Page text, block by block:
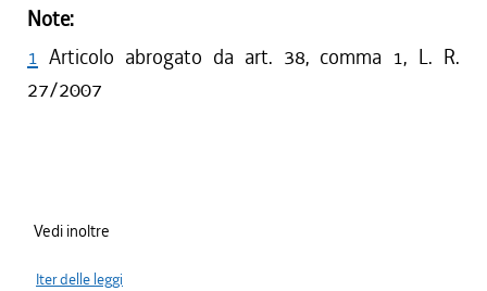
Note:
1 Articolo abrogato da art. 38, comma 1, L. R.
27/2007
Vedi inoltre
Iter delle leggi